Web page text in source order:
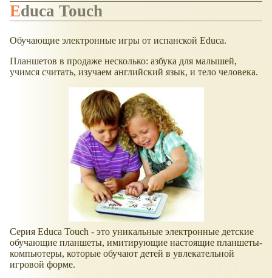
Educa Touch
Обучающие электронные игры от испанской Educa.
Планшетов в продаже несколько: азбука для малышей,
учимся считать, изучаем английский язык, и тело человека.
Cерия Educa Touch - это уникальные электронные детские
обучающие планшеты, имитирующие настоящие планшеты-
компьютеры, которые обучают детей в увлекательной
игровой форме.